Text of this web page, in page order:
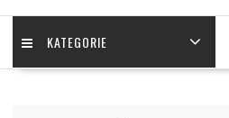
KATEGORIE